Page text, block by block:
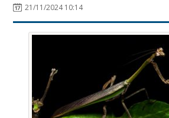
21/11/2024 10:14